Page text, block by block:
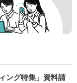
ング特集」資料請